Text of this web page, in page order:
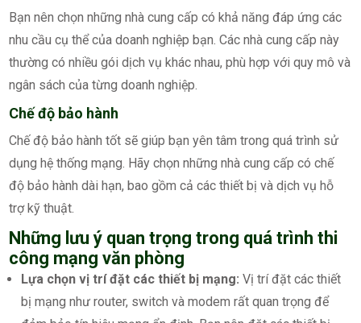
Bạn nên chọn những nhà cung cấp có khả năng đáp ứng các
nhu cầu cụ thể của doanh nghiệp bạn. Các nhà cung cấp này
thường có nhiều gói dịch vụ khác nhau, phù hợp với quy mô và
ngân sách của từng doanh nghiệp.
Chế độ bảo hành
Chế độ bảo hành tốt sẽ giúp bạn yên tâm trong quá trình sử
dụng hệ thống mạng. Hãy chọn những nhà cung cấp có chế
độ bảo hành dài hạn, bao gồm cả các thiết bị và dịch vụ hỗ
trợ kỹ thuật.
Những lưu ý quan trọng trong quá trình thi
công mạng văn phòng
Lựa chọn vị trí đặt các thiết bị mạng: Vị trí đặt các thiết
bị mạng như router, switch và modem rất quan trọng để